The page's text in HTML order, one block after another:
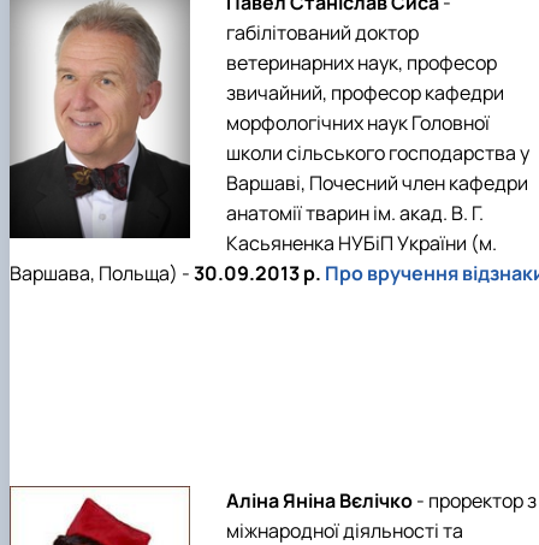
габілітований доктор
ветеринарних наук, професор
звичайний, професор кафедри
морфологічних наук Головної
школи сільського господарства у
Варшаві, Почесний член кафедри
анатомії тварин ім. акад. В. Г.
Касьяненка НУБіП України (м.
Варшава, Польща) -30.09.2013 р. Про вручення
Аліна Яніна Вєлічко- проректор з
міжнародної діяльності та